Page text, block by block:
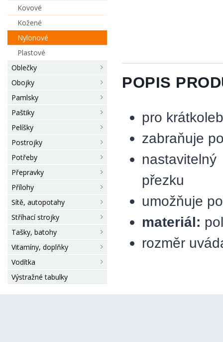
Kovové
Kožené
Nylonové
Plastové
Oblečky
Obojky
Pamlsky
Paštiky
Pelíšky
Postrojky
Potřeby
Přepravky
Přílohy
Sítě, autopotahy
Stříhací strojky
Tašky, batohy
Vitamíny, doplňky
Vodítka
Výstražné tabulky
POPIS
pro
zabraňuje
přezku
umožňuje
materiál:
rozměr